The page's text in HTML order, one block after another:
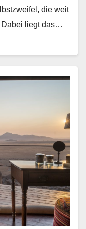
die weit
Dabei liegt das…